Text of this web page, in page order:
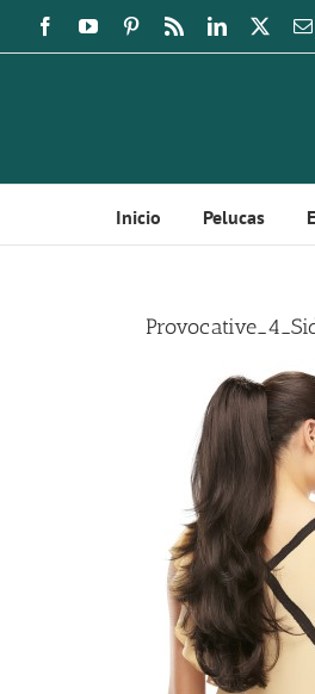
Saltar
al
FacebookYouTubePinterestRss LinkedIn
Inicio Pelucas